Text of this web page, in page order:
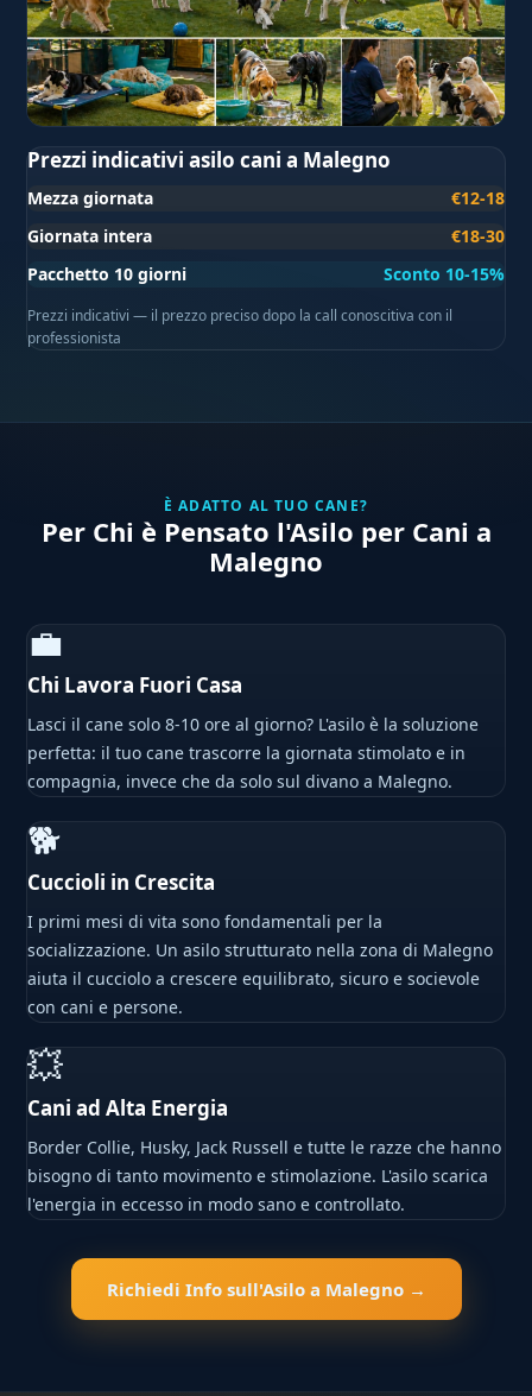
Prezzi indicativi asilo cani a Malegno
Mezza giornata
€12-18
Giornata intera
€18-30
Pacchetto 10 giorni
Sconto 10-15%
Prezzi indicativi — il prezzo preciso dopo la call conoscitiva con il
professionista
È ADATTO AL TUO CANE?
Per Chi è Pensato l'Asilo per Cani a
Malegno
💼
Chi Lavora Fuori Casa
Lasci il cane solo 8-10 ore al giorno? L'asilo è la soluzione
perfetta: il tuo cane trascorre la giornata stimolato e in
compagnia, invece che da solo sul divano a Malegno.
🐕
Cuccioli in Crescita
I primi mesi di vita sono fondamentali per la
socializzazione. Un asilo strutturato nella zona di Malegno
aiuta il cucciolo a crescere equilibrato, sicuro e socievole
con cani e persone.
💥
Cani ad Alta Energia
Border Collie, Husky, Jack Russell e tutte le razze che hanno
bisogno di tanto movimento e stimolazione. L'asilo scarica
l'energia in eccesso in modo sano e controllato.
Richiedi Info sull'Asilo a Malegno →